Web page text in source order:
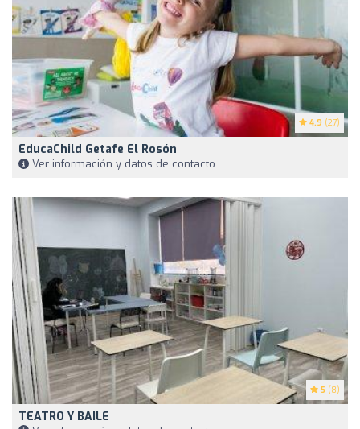
4.9 (27)
EducaChild Getafe El Rosón
Ver información y datos de contacto
5 (8)
TEATRO Y BAILE